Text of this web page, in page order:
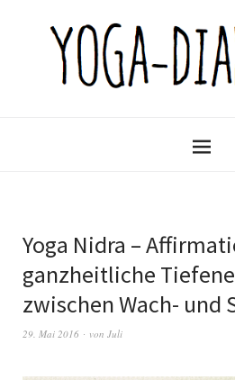
Yoga Nidra –
ganzheitliche
zwischen Wach- und
29. Mai 2016 von Juli